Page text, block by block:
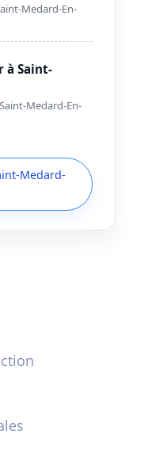
Medard-En-
à Saint-
Medard-En-
Medard-